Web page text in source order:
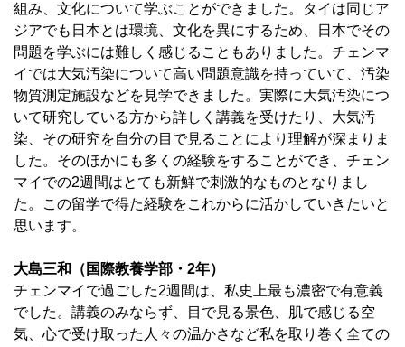
組み、文化について学ぶことができました。タイは同じア
ジアでも日本とは環境、文化を異にするため、日本でその
問題を学ぶには難しく感じることもありました。チェンマ
イでは大気汚染について高い問題意識を持っていて、汚染
物質測定施設などを見学できました。実際に大気汚染につ
いて研究している方から詳しく講義を受けたり、大気汚
染、その研究を自分の目で見ることにより理解が深まりま
した。そのほかにも多くの経験をすることができ、チェン
マイでの2週間はとても新鮮で刺激的なものとなりまし
た。この留学で得た経験をこれからに活かしていきたいと
思います。
大島三和（国際教養学部・2年）
チェンマイで過ごした2週間は、私史上最も濃密で有意義
でした。講義のみならず、目で見る景色、肌で感じる空
気、心で受け取った人々の温かさなど私を取り巻く全ての